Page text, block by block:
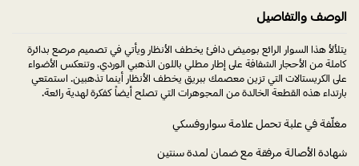
الوصف والتفاصيل
يتلألأ هذا السوار الرائع بوميض دافئ يخطف الأنظار ويأتي في تصميم مرصع بدائرة
كاملة من الأحجار الشفافة على إطار مطلي باللون الذهبي الوردي. وتنعكس الأضواء
على الكريستالات التي تزين معصمك ببريق يخطف الأنظار أينما تذهبين. استمتعي
بارتداء هذه القطعة الخالدة من المجوهرات التي تصلح أيضاً كفكرة لهدية رائعة.
مغلّفة في علبة تحمل علامة سواروفسكي
شهادة الأصالة مرفقة مع ضمان لمدة سنتين